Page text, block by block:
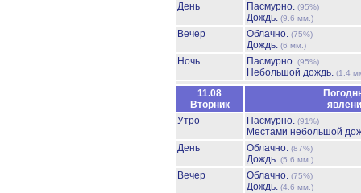
День Пасмурно. (95%)
Дождь. (9.6 мм.)
Вечер Облачно. (75%)
Дождь. (6 мм.)
Ночь Пасмурно. (95%)
Небольшой дождь. (1.4
11.08
Вторник
Утро
Пасмурно. (91%)
Местами небольшой
День
Облачно. (87%)
Дождь. (5.6 мм.)
Вечер Облачно. (75%)
Дождь. (4.6 мм.)